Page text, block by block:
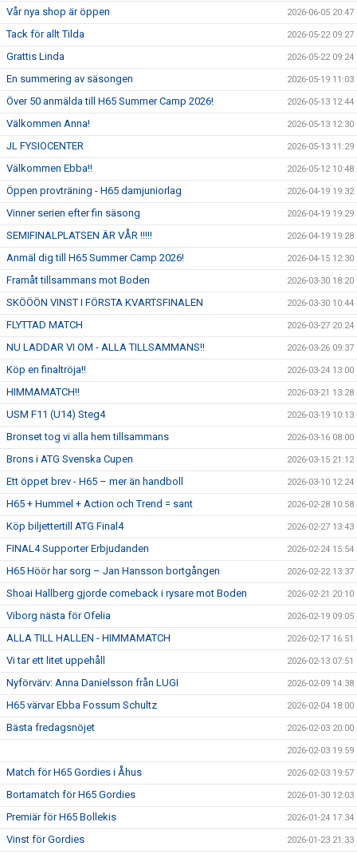
Vår nya shop är öppen 2026-06-05 20:47
Tack för allt Tilda 2026-05-22 09:27
Grattis Linda 2026-05-22 09:24
En summering av säsongen 2026-05-19 11:03
Över 50 anmälda till H65 Summer Camp 2026! 2026-05-13 12:44
Välkommen Anna! 2026-05-13 12:30
JL FYSIOCENTER 2026-05-13 11:29
Välkommen Ebba!! 2026-05-12 10:48
Öppen provträning - H65 damjuniorlag 2026-04-19 19:32
Vinner serien efter fin säsong 2026-04-19 19:29
SEMIFINALPLATSEN ÄR VÅR !!!!! 2026-04-19 19:28
Anmäl dig till H65 Summer Camp 2026! 2026-04-15 12:30
Framåt tillsammans mot Boden 2026-03-30 18:20
SKÖÖÖN VINST I FÖRSTA KVARTSFINALEN 2026-03-30 10:44
FLYTTAD MATCH 2026-03-27 20:24
NU LADDAR VI OM - ALLA TILLSAMMANS!! 2026-03-26 09:37
Köp en finaltröja!! 2026-03-24 13:00
HIMMAMATCH!! 2026-03-21 13:28
USM F11 (U14) Steg4 2026-03-19 10:13
Bronset tog vi alla hem tillsammans 2026-03-16 08:00
Brons i ATG Svenska Cupen 2026-03-15 21:12
Ett öppet brev - H65 – mer än handboll 2026-03-10 12:24
H65 + Hummel + Action och Trend = sant 2026-02-28 10:58
Köp biljettertill ATG Final4 2026-02-27 13:43
FINAL4 Supporter Erbjudanden 2026-02-24 15:54
H65 Höör har sorg – Jan Hansson bortgången 2026-02-22 13:37
Shoai Hallberg gjorde comeback i rysare mot Boden 2026-02-21 20:10
Viborg nästa för Ofelia 2026-02-19 09:05
ALLA TILL HALLEN - HIMMAMATCH 2026-02-17 16:51
Vi tar ett litet uppehåll 2026-02-13 07:51
Nyförvärv: Anna Danielsson från LUGI 2026-02-09 14:38
H65 värvar Ebba Fossum Schultz 2026-02-04 18:00
Bästa fredagsnöjet 2026-02-03 20:00
2026-02-03 19:59
Match för H65 Gordies i Åhus 2026-02-03 19:57
Bortamatch för H65 Gordies 2026-01-30 12:03
Premiär för H65 Bollekis 2026-01-24 17:34
Vinst för Gordies 2026-01-23 21:33